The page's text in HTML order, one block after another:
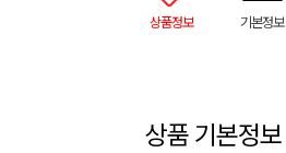
상품정보 기본정보
상품 기본정보